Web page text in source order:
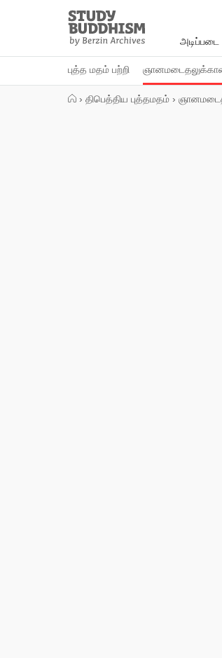
Study
Buddhism
Home
அடிப்படை
புத்த மதம் பற்றி
› திபெத்திய புத்தமதம் ›